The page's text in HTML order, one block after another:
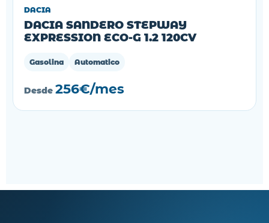
DACIA
DACIA SANDERO STEPWAY
EXPRESSION ECO-G 1.2 120CV
Gasolina Automatico
Desde 256€/mes